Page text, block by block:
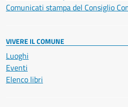
Comunicati stampa del Consiglio
VIVERE IL COMUNE
Luoghi
Eventi
Elenco libri